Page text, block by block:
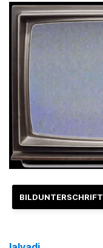
BILDUNTERSCHRIFT